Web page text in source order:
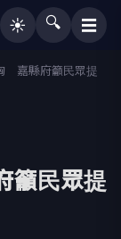
☀️ 🔍 ☰
嘉縣府籲民眾提
籲民眾提